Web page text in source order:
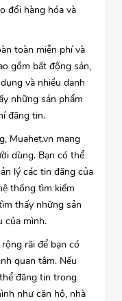
đổi hàng hóa và
toàn miễn phí và
gồm bất động sản,
và nhiều danh
những sản phẩm
đăng tin.
Muahet.vn mang
dùng. Bạn có thể
lý các tin đăng của
thống tìm kiếm
thấy những sản
của mình.
rãi để bạn có
quan tâm. Nếu
đăng tin trong
như căn hộ, nhà